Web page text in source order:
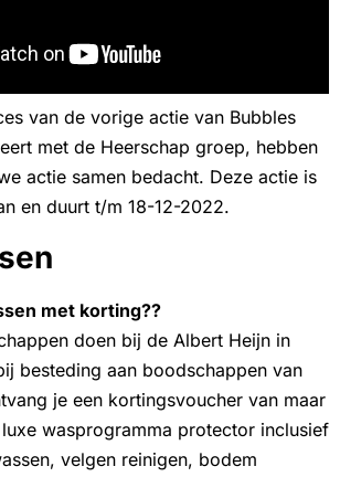
van de vorige actie van Bubbles
met de Heerschap groep, hebben
actie samen bedacht. Deze actie is
en duurt t/m 18-12-2022.
met korting??
doen bij de Albert Heijn in
besteding aan boodschappen van
je een kortingsvoucher van maar
wasprogramma protector inclusief
velgen reinigen, bodem